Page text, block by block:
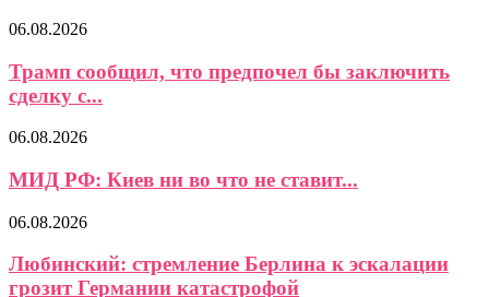
06.08.2026
Трамп сообщил, что предпочел бы заключить
сделку с...
06.08.2026
МИД РФ: Киев ни во что не ставит...
06.08.2026
Любинский: стремление Берлина к эскалации
грозит Германии катастрофой